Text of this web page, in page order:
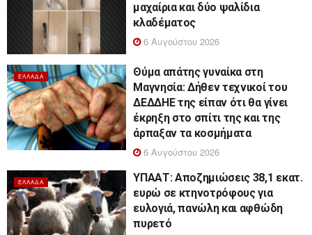
μαχαίρια και δύο ψαλίδια
κλαδέματος
6 Αυγούστου 2026
ΕΛΛΆΔΑ
Θύμα απάτης γυναίκα στη
Μαγνησία: Δήθεν τεχνικοί του
ΔΕΔΔΗΕ της είπαν ότι θα γίνει
έκρηξη στο σπίτι της και της
άρπαξαν τα κοσμήματα
6 Αυγούστου 2026
ΕΛΛΆΔΑ
ΥΠΑΑΤ: Αποζημιώσεις 38,1 εκατ.
ευρώ σε κτηνοτρόφους για
ευλογιά, πανώλη και αφθώδη
πυρετό